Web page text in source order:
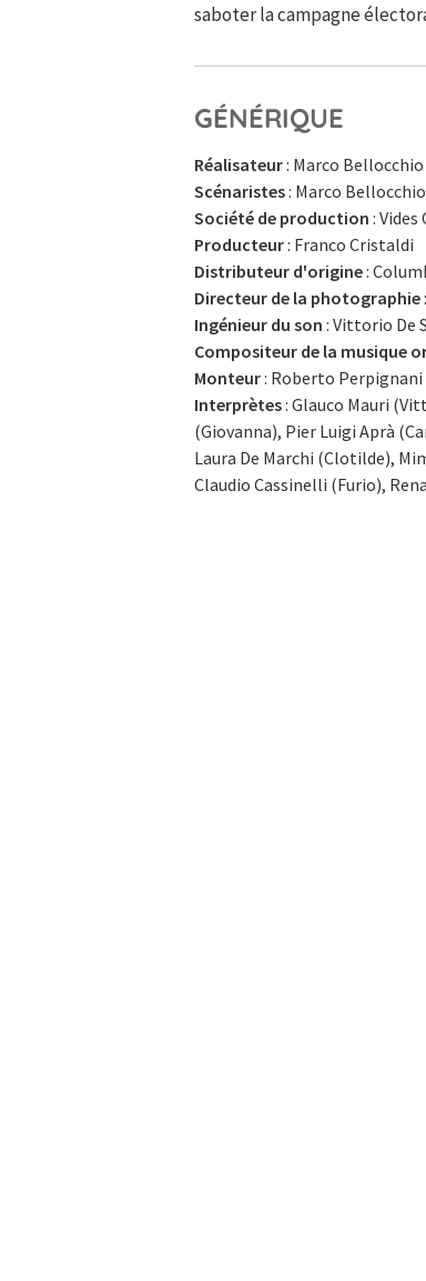
saboter la campagne
GÉNÉRIQUE
Réalisateur: Marco Bellocchio
Scénaristes: Marco
Société de production :
Producteur: Franco Cristaldi
Distributeur d'origine:
Directeur de la photographie
Ingénieur du son : Vittorio De
Compositeur de la musique
Monteur: Roberto Perpignani
Interprètes: Glauco Mauri
(Giovanna), Pier Luigi Aprà
Laura De Marchi (Clotilde),
Claudio Cassinelli (Furio),